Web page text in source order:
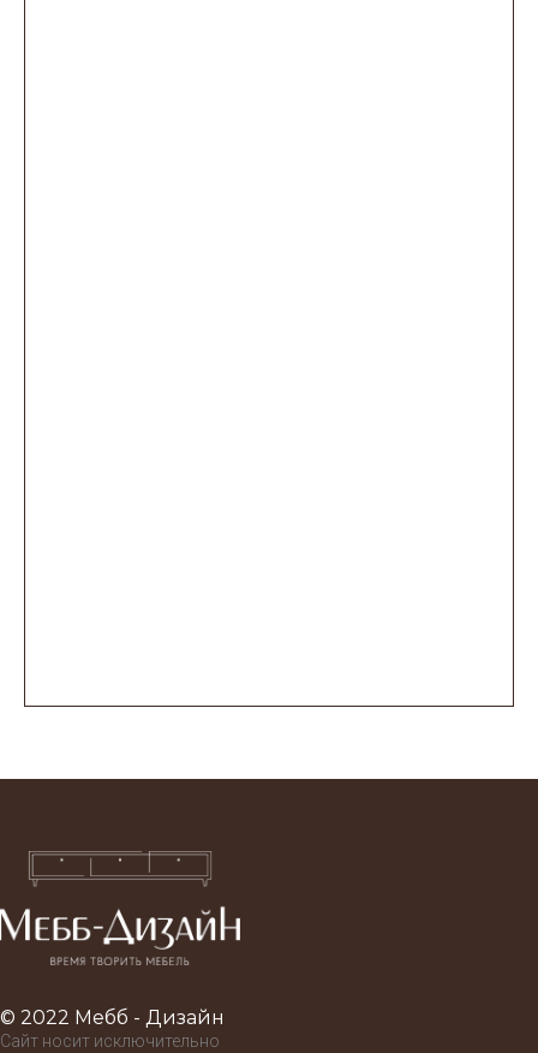
© 2022 Мебб - Дизайн
Сайт носит исключительно